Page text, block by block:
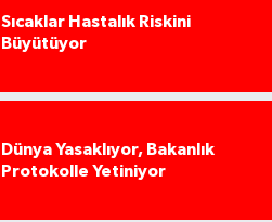
Sıcaklar Hastalık Riskini
Büyütüyor
Dünya Yasaklıyor, Bakanlık
Protokolle Yetiniyor